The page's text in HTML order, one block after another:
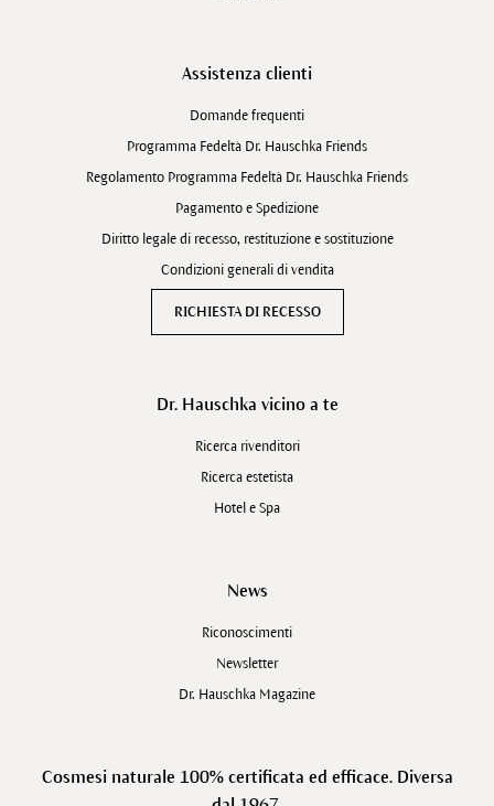
Assistenza clienti
Domande frequenti
Programma Fedeltà Dr. Hauschka Friends
Regolamento Programma Fedeltà Dr. Hauschka Friends
Pagamento e Spedizione
Diritto legale di recesso, restituzione e sostituzione
Condizioni generali di vendita
RICHIESTA DI RECESSO
Dr. Hauschka vicino a te
Ricerca rivenditori
Ricerca estetista
Hotel e Spa
News
Riconoscimenti
Newsletter
Dr. Hauschka Magazine
Cosmesi naturale 100% certificata ed efficace. Diversa